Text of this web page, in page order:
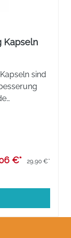
5 Sternen
Kapseln
sind
eine
€* 29,90 €*